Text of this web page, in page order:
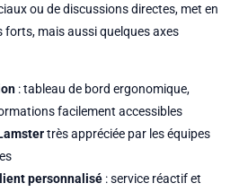
ou de discussions directes, met en
forts, mais aussi quelques axes
: tableau de bord ergonomique,
facilement accessibles
très appréciée par les équipes
personnalisé: service réactif et